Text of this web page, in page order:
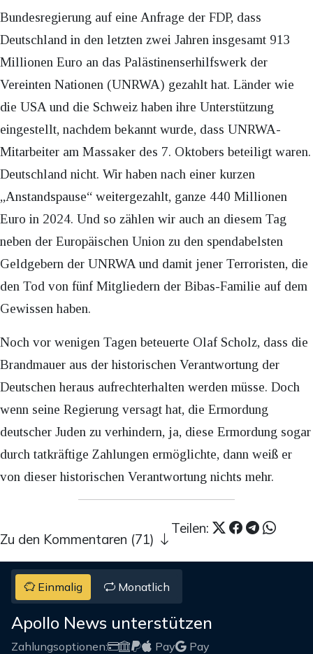
Bundesregierung auf eine Anfrage der FDP, dass
Deutschland in den letzten zwei Jahren insgesamt 913
Millionen Euro an das Palästinenserhilfswerk der
Vereinten Nationen (UNRWA) gezahlt hat. Länder wie
die USA und die Schweiz haben ihre Unterstützung
eingestellt, nachdem bekannt wurde, dass UNRWA-
Mitarbeiter am Massaker des 7. Oktobers beteiligt waren.
Deutschland nicht. Wir haben nach einer kurzen
„Anstandspause“ weitergezahlt, ganze 440 Millionen
Euro in 2024. Und so zählen wir auch an diesem Tag
neben der Europäischen Union zu den spendabelsten
Geldgebern der UNRWA und damit jener Terroristen, die
den Tod von fünf Mitgliedern der Bibas-Familie auf dem
Gewissen haben.
Noch vor wenigen Tagen beteuerte Olaf Scholz, dass die
Brandmauer aus der historischen Verantwortung der
Deutschen heraus aufrechterhalten werden müsse. Doch
wenn seine Regierung versagt hat, die Ermordung
deutscher Juden zu verhindern, ja, diese Ermordung sogar
durch tatkräftige Zahlungen ermöglichte, dann weiß er
von dieser historischen Verantwortung nichts mehr.
Teilen:
Zu den Kommentaren (71)
Einmalig Monatlich
Apollo News unterstützen
Zahlungsoptionen: Pay
Pay